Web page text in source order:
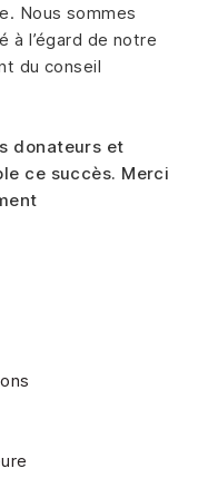
Nous sommes
l’égard de notre
du conseil
donateurs et
ce succès. Merci